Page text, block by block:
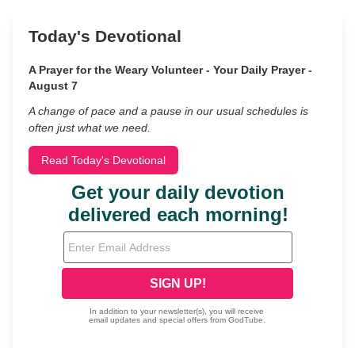
Today's Devotional
A Prayer for the Weary Volunteer - Your Daily Prayer -
August 7
A change of pace and a pause in our usual schedules is
often just what we need.
Read Today's Devotional